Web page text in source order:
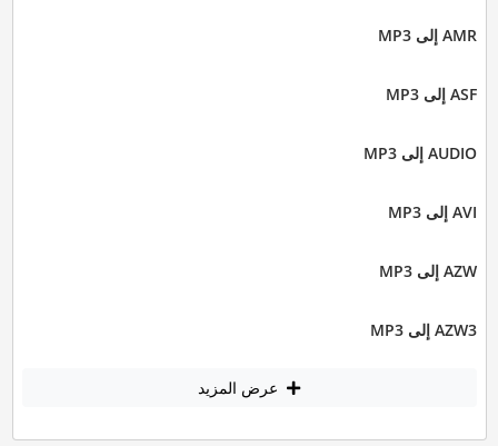
AMR إلى MP3
ASF إلى MP3
AUDIO إلى MP3
AVI إلى MP3
AZW إلى MP3
AZW3 إلى MP3
عرض المزيد